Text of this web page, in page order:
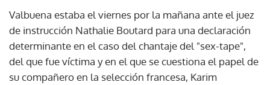
Valbuena estaba el viernes por la mañana ante el juez
de instrucción Nathalie Boutard para una declaración
determinante en el caso del chantaje del "sex-tape",
del que fue víctima y en el que se cuestiona el papel de
su compañero en la selección francesa, Karim